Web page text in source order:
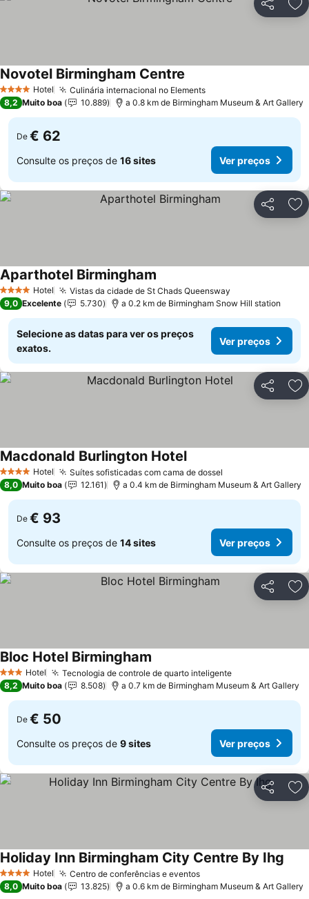
Partilhar
4 EstrelasHotel Culinária internacional no Elements
Novotel Birmingham Centre
8,2 Muito boa 10.889 a 0.8 km de Birmingham Museum & Art Gallery
De € 62
Consulte os preços de 16 sites Ver preços
Partilhar
4 EstrelasHotel Vistas da cidade de St Chads Queensway
Aparthotel Birmingham
9,0 Excelente 5.730 a 0.2 km de Birmingham Snow Hill station
Selecione as datas para ver os preços
exatos.
Ver preços
Partilhar
4 EstrelasHotel Suítes sofisticadas com cama de dossel
Macdonald Burlington Hotel
8,0 Muito boa 12.161 a 0.4 km de Birmingham Museum & Art Gallery
De € 93
Consulte os preços de 14 sites Ver preços
Partilhar
3 EstrelasHotel Tecnologia de controle de quarto inteligente
Bloc Hotel Birmingham
8,2 Muito boa 8.508 a 0.7 km de Birmingham Museum & Art Gallery
De € 50
Consulte os preços de 9 sites Ver preços
Partilhar
4 EstrelasHotel Centro de conferências e eventos
Holiday Inn Birmingham City Centre By Ihg
8,0 Muito boa 13.825 a 0.6 km de Birmingham Museum & Art Gallery